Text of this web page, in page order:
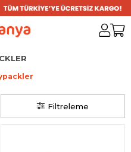
Filtreleme